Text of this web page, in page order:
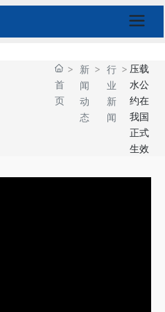
首
页
新
闻
动
态
行
业
新
闻
压载
水公
约在
我国
正式
生效